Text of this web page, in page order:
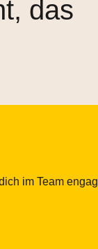
das
im Team